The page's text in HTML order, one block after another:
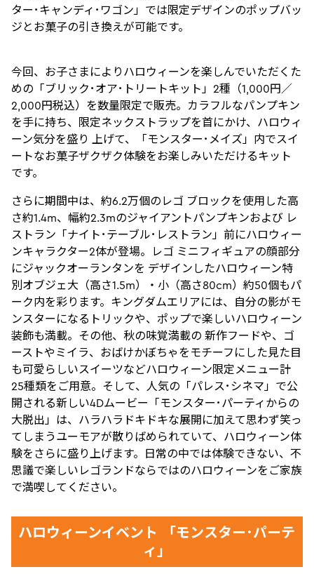
ター･キャンディ･ワゴン」では限定デザインのポップバッ
ジとお菓子の引き換えが可能です。
今回、お子さまによりハロウィーンを楽しんでいただくた
めの「ブリック･オア･トリートキット」2種（1,000円／
2,000円税込）を数量限定で販売。カラフルなパンプキン
を手に持ち、限定ネックストラップを首にかけ、ハロウィ
ーン気分を盛り 上げて、「モンスター･メイズ」内でスイ
ートなお菓子ザクザク体験をお楽しみいただけるキット
です。
さらに期間中は、約6.2万個のレゴ ブロックを使用した高
さ約1.4m、幅約2.3mのジャイアントパンプキンおよび レ
ストラン「ナイト･テーブル･レストラン」前にハロウィー
ンキャラクター2体が登場。レゴ ミニフィギュアの顔部分
にジャックオーランタンを デザインしたハロウィーン特
別オブジェ大（高さ1.5m）・小（高さ80cm）約50個もパ
ーク内を彩ります。キングダムエリアには、自分の影がモ
ンスターになるトリックや、ポップで楽しいハロウィーン
装飾も満載。その他、秋の味覚満載の 新作フードや、ゴ
ーストやミイラ、おばけかぼちゃをモチーフにした見た目
も可愛らしいスイーツなどハロウィーン限定メニュー計
25種類をご用意。そして、人気の「パレス･シネマ」で公
開される新しい4Dムービー「モンスター･パーティからの
大脱出」は、ハラハラドキドキな展開に加えて思わず笑っ
てしまうユーモアが散りばめられていて、ハロウィーン体
験をさらに盛り上げます。日常の中では体験できない、不
思議で楽しいレゴランドならではのハロウィーンをご家族
で満喫してください。
ハロウィーンイベント 「モンスター･パーテ
ィ」